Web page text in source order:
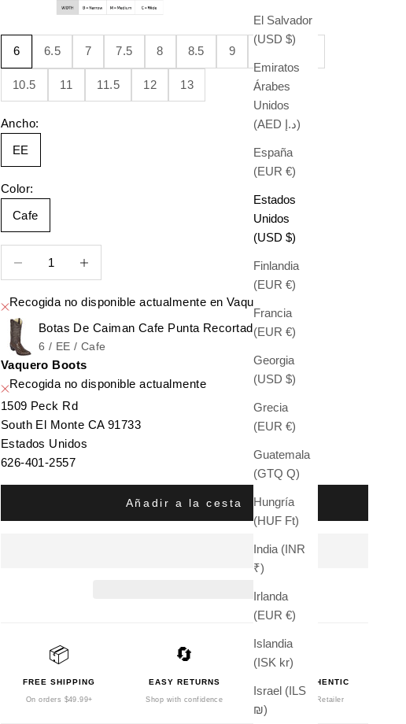
El Salvador
(USD $)
Emiratos
Árabes
Unidos
(AED د.إ)
España
(EUR €)
Estados
Unidos
(USD $)
Finlandia
(EUR €)
Francia
(EUR €)
Georgia
(USD $)
Grecia
(EUR €)
Guatemala
(GTQ Q)
Hungría
(HUF Ft)
India (INR
₹)
Irlanda
(EUR €)
Islandia
(ISK kr)
Israel (ILS
₪)
6 6.5 7 7.5 8 8.5 9
10.5 11 11.5 12 13
Ancho:
EE
Color:
Cafe
Recogida no disponible actualmente en Vaquero Boots
Botas De Caiman Cafe Punta Recortada
6 / EE / Cafe
Vaquero Boots
Recogida no disponible actualmente
1509 Peck Rd
South El Monte CA 91733
Estados Unidos
626-401-2557
Añadir a la cesta
📦
FREE SHIPPING
On orders $49.99+
🔄
EASY RETURNS
Shop with confidence
100% AUTHENTIC
Authorized Retailer